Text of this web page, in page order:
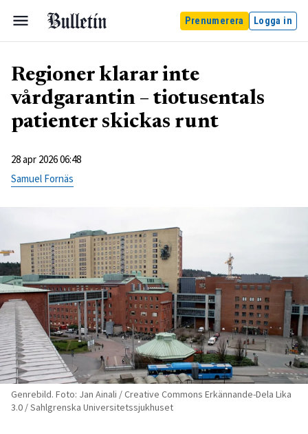
Prenumerera Logga in
Regioner klarar inte
vårdgarantin – tiotusentals
patienter skickas runt
28 apr 2026 06:48
Samuel Fornäs
Genrebild. Foto: Jan Ainali / Creative Commons Erkännande-Dela Lika
3.0 / Sahlgrenska Universitetssjukhuset